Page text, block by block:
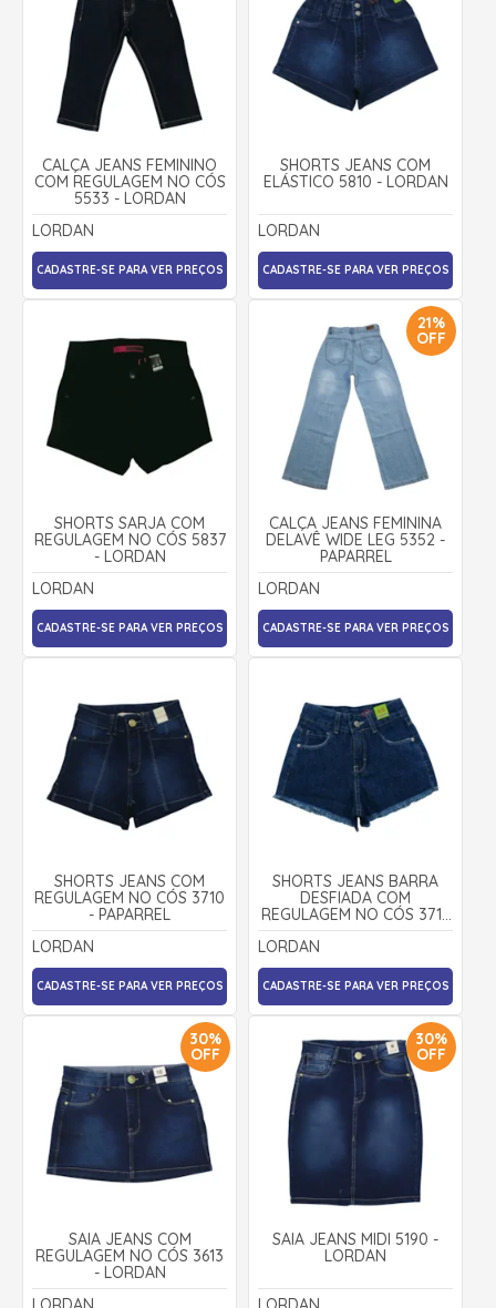
CALÇA JEANS FEMININO
COM REGULAGEM NO CÓS
5533 - LORDAN
LORDAN
CADASTRE-SE PARA VER PREÇOS
SHORTS JEANS COM
ELÁSTICO 5810 - LORDAN
LORDAN
CADASTRE-SE PARA VER PREÇOS
SHORTS SARJA COM
REGULAGEM NO CÓS 5837
- LORDAN
LORDAN
CADASTRE-SE PARA VER PREÇOS
21%
OFF
CALÇA JEANS FEMININA
DELAVÊ WIDE LEG 5352 -
PAPARREL
LORDAN
CADASTRE-SE PARA VER PREÇOS
SHORTS JEANS COM
REGULAGEM NO CÓS 3710
- PAPARREL
LORDAN
CADASTRE-SE PARA VER PREÇOS
SHORTS JEANS BARRA
DESFIADA COM
REGULAGEM NO CÓS 3719
- LORDAN
LORDAN
CADASTRE-SE PARA VER PREÇOS
30%
OFF
SAIA JEANS COM
REGULAGEM NO CÓS 3613
- LORDAN
30%
OFF
SAIA JEANS MIDI 5190 -
LORDAN